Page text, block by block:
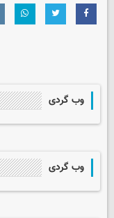
وب گردی
وب گردی